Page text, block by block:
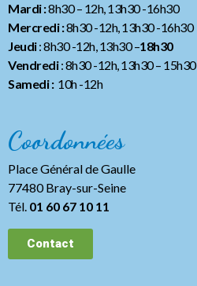
Mardi :8h30 – 12h, 13h30 -16h30
Mercredi :8h30 -12h, 13h30 -16h30
Jeudi: 8h30 -12h, 13h30 –18h30
Vendredi: 8h30 -12h, 13h30– 15h30
Samedi :10h -12h
Coordonnées
Place Général de Gaulle
77480 Bray-sur-Seine
Tél. 01 60 67 10 11
Contact